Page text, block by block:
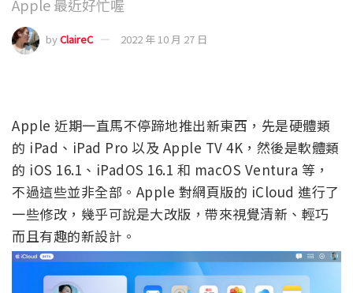
Apple 最近好忙喔
byClaireC 2022 年 10 月 27 日
Apple 近期一直馬不停蹄地推出新東西，先是硬體類
的 iPad、iPad Pro 以及 Apple TV 4K，然後是軟體類
的 iOS 16.1、iPadOS 16.1 和 macOS Ventura 等，
不過這些並非全部。Apple 對網頁版的 iCloud 進行了
一些修改，幾乎可說是大改版，帶來視覺清新、輕巧
而且有趣的新設計。